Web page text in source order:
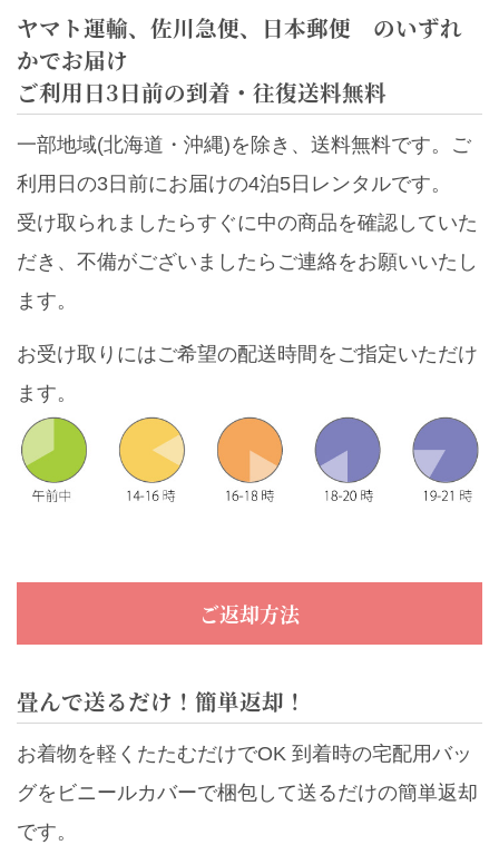
ヤマト運輸、佐川急便、日本郵便 のいずれ
かでお届け
ご利用日3日前の到着・往復送料無料
一部地域(北海道・沖縄)を除き、送料無料です。ご
利用日の3日前にお届けの4泊5日レンタルです。
受け取られましたらすぐに中の商品を確認していた
だき、不備がございましたらご連絡をお願いいたし
ます。
お受け取りにはご希望の配送時間をご指定いただけ
ます。
ご返却方法
畳んで送るだけ！簡単返却！
お着物を軽くたたむだけでOK 到着時の宅配用バッ
グをビニールカバーで梱包して送るだけの簡単返却
です。